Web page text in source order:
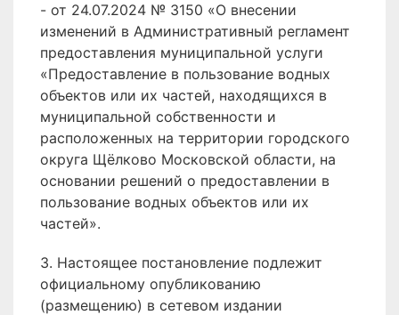
- от 24.07.2024 № 3150 «О внесении
изменений в Административный регламент
предоставления муниципальной услуги
«Предоставление в пользование водных
объектов или их частей, находящихся в
муниципальной собственности и
расположенных на территории городского
округа Щёлково Московской области, на
основании решений о предоставлении в
пользование водных объектов или их
частей».
3. Настоящее постановление подлежит
официальному опубликованию
(размещению) в сетевом издании